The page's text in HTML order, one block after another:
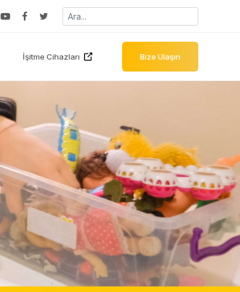
İşitme Cihazları Bize Ulaşın